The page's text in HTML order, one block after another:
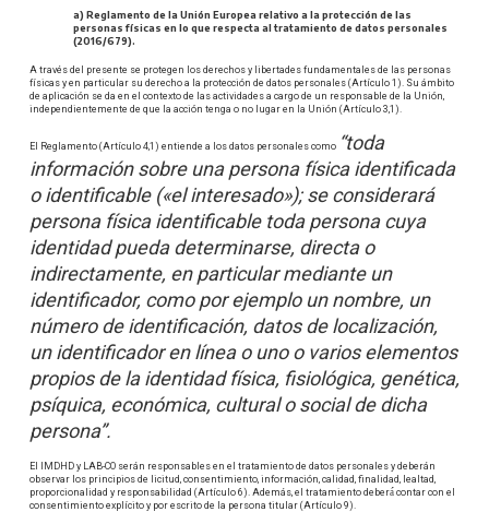
a) Reglamento de la Unión Europea relativo a la protección de las
personas físicas en lo que respecta al tratamiento de datos personales
(2016/679).
A través del presente se protegen los derechos y libertades fundamentales de las personas
físicas y en particular su derecho a la protección de datos personales (Artículo 1). Su ámbito
de aplicación se da en el contexto de las actividades a cargo de un responsable de la Unión,
independientemente de que la acción tenga o no lugar en la Unión (Artículo 3,1).
El Reglamento (Artículo 4,1) entiende a los datos personales como “toda
información sobre una persona física identificada
o identificable («el interesado»); se considerará
persona física identificable toda persona cuya
identidad pueda determinarse, directa o
indirectamente, en particular mediante un
identificador, como por ejemplo un nombre, un
número de identificación, datos de localización,
un identificador en línea o uno o varios elementos
propios de la identidad física, fisiológica, genética,
psíquica, económica, cultural o social de dicha
persona”.
El IMDHD y LAB-CO serán responsables en el tratamiento de datos personales y deberán
observar los principios de licitud, consentimiento, información, calidad, finalidad, lealtad,
proporcionalidad y responsabilidad (Artículo 6). Además, el tratamiento deberá́ contar con el
consentimiento explícito y por escrito de la persona titular (Artículo 9).